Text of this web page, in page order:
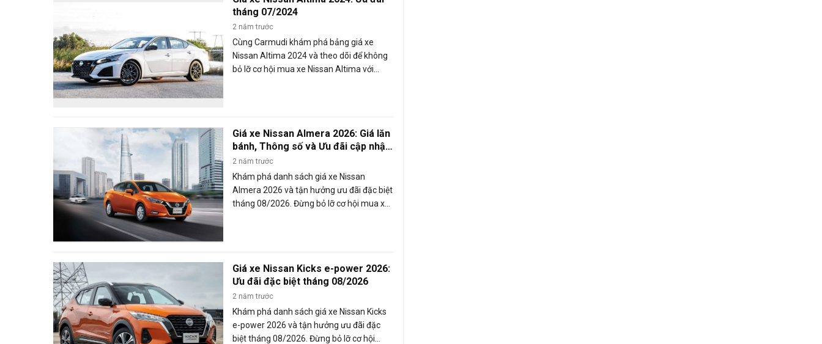
tháng 07/2024
2 năm trước
Cùng Carmudi khám phá bảng giá xe
Nissan Altima 2024 và theo dõi để không
bỏ lỡ cơ hội mua xe Nissan Altima với
Giá xe Nissan Almera 2026: Giá lăn
bánh, Thông số và Ưu đãi cập nhật
mới tháng 08/2026
2 năm trước
Khám phá danh sách giá xe Nissan
Almera 2026 và tận hưởng ưu đãi đặc biệt
tháng 08/2026. Đừng bỏ lỡ cơ hội mua xe
Giá xe Nissan Kicks e-power 2026:
Ưu đãi đặc biệt tháng 08/2026
2 năm trước
Khám phá danh sách giá xe Nissan Kicks
e-power 2026 và tận hưởng ưu đãi đặc
biệt tháng 08/2026. Đừng bỏ lỡ cơ hội